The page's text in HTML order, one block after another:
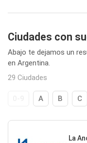
Ciudades con
Abajo te dejamos un
en Argentina.
29 Ciudades
A B C
La